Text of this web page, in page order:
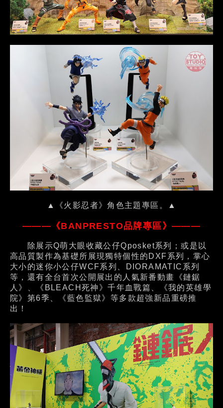
▲《火影忍者》角色主題專區。▲
———《BANPRESTO品牌專區》———
除展示Q萌大眼收藏公仔Qposket系列；或是以
高品質製作為基礎所展現獨特個性的DXF系列，掌心
大小的迷你小公仔WCF系列、DIORAMATIC系列
等，還有全台首次公開展出的人氣新番動畫《鏈鋸
人》、《BLEACH死神》千年血戰篇、《我的英雄學
院》第6季、《藍色監獄》等多款超強新品重磅推
出！